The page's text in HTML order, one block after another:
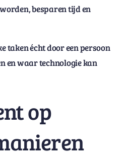
besparen tijd en
taken écht door een persoon
en waar technologie kan
op